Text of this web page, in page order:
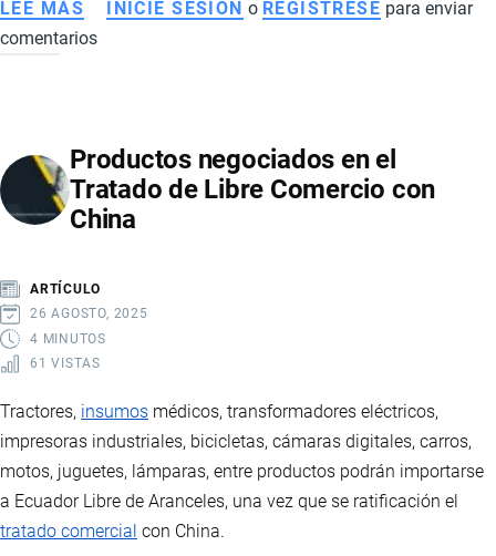
LEE MÁS SOBRE
EXPORTACIÓN
ECUADOR:
ESTADÍSTICAS,
MERCADOS
DEL
SECTOR
FLORÍCOLA
INICIE SESIÓN o REGISTRESE para enviar
comentarios
Productos negociados en el
Tratado de Libre Comercio con
China
ARTÍCULO
26 AGOSTO, 2025
4 MINUTOS
61 VISTAS
Tractores, insumos médicos, transformadores eléctricos,
impresoras industriales, bicicletas, cámaras digitales, carros,
motos, juguetes, lámparas, entre productos podrán importarse
a Ecuador Libre de Aranceles, una vez que se ratificación el
tratado comercial con China.